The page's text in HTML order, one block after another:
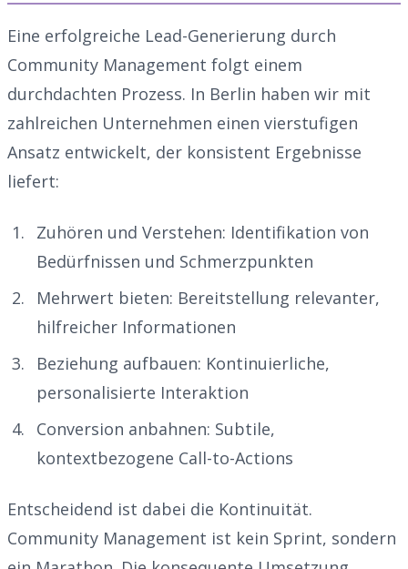
Eine erfolgreiche Lead-Generierung durch
Community Management folgt einem
durchdachten Prozess. In Berlin haben wir mit
zahlreichen Unternehmen einen vierstufigen
Ansatz entwickelt, der konsistent Ergebnisse
liefert:
Zuhören und Verstehen: Identifikation von
Bedürfnissen und Schmerzpunkten
Mehrwert bieten: Bereitstellung relevanter,
hilfreicher Informationen
Beziehung aufbauen: Kontinuierliche,
personalisierte Interaktion
Conversion anbahnen: Subtile,
kontextbezogene Call-to-Actions
Entscheidend ist dabei die Kontinuität.
Community Management ist kein Sprint, sondern